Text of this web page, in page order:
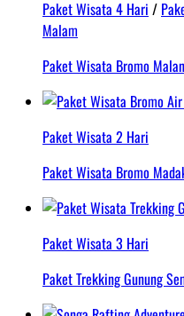
Paket Wisata 4 Hari /
Malam
Paket Wisata Bromo
Paket Wisata 2 Hari
Paket Wisata Bromo
Paket Wisata 3 Hari
Paket Trekking Gunung